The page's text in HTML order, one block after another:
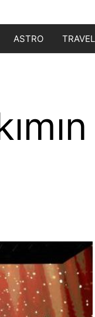
ASTRO TRAVEL